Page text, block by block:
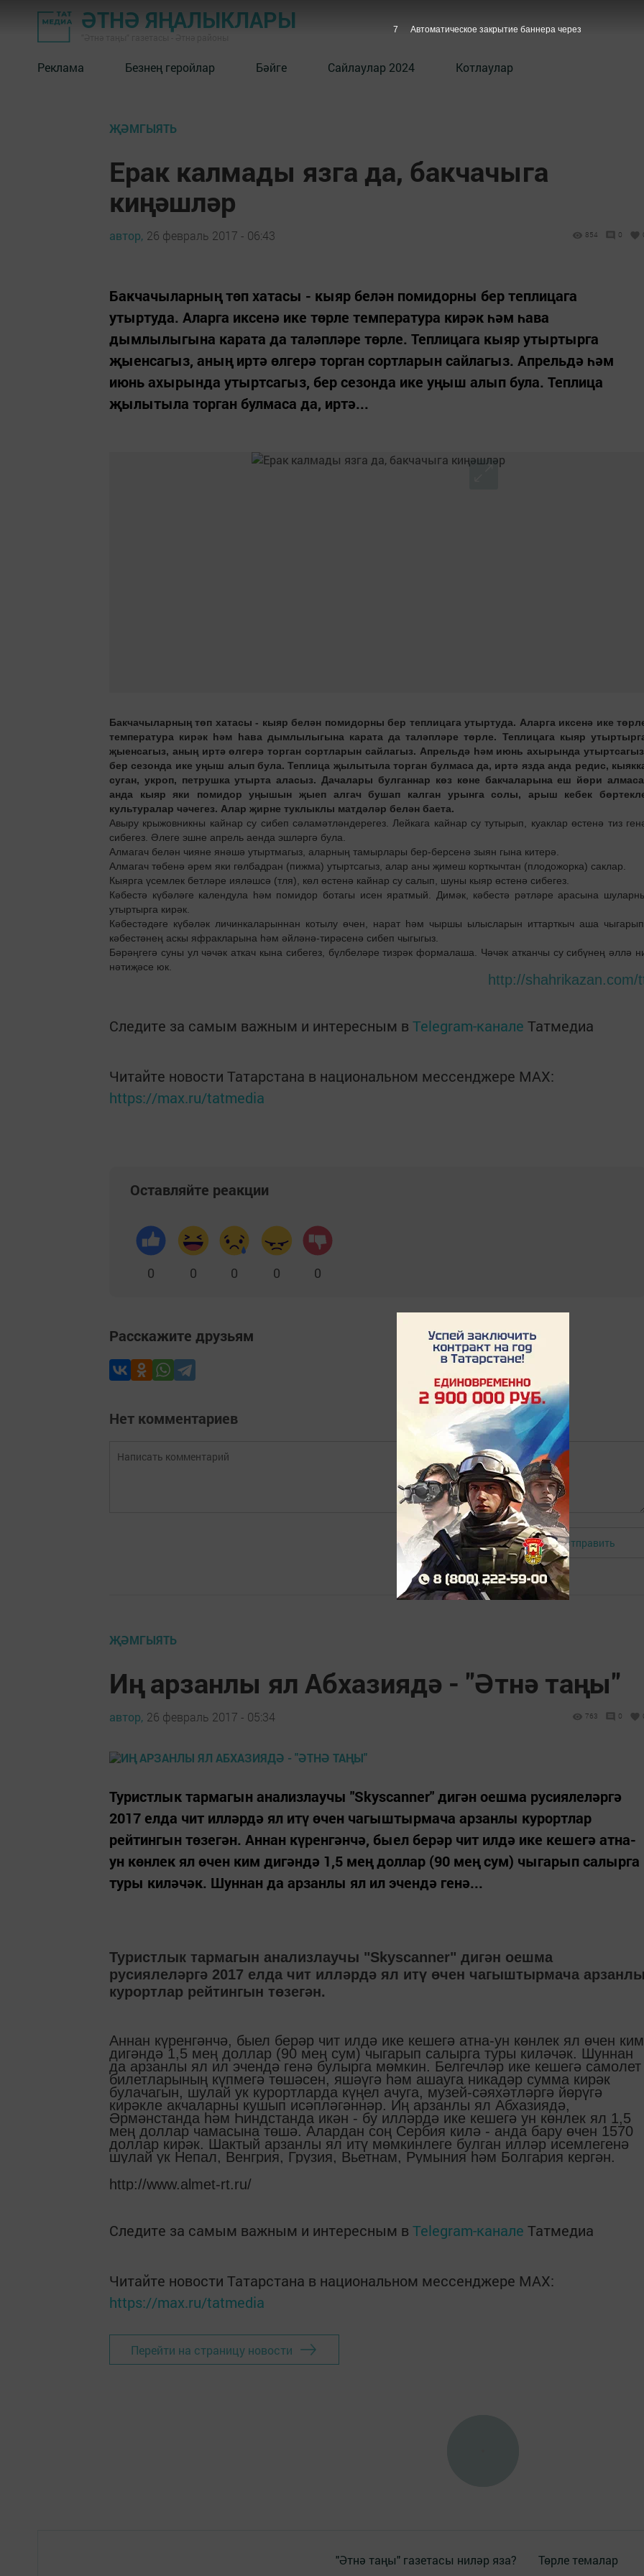
ӘТНӘ ЯҢАЛЫКЛАРЫ
Реклама Безнең геройлар Бәйге Сайлаулар 2024 Котлаулар
ҖӘМГЫЯТЬ
Ерак калмады язга да, бакчачыга
киңәшләр
автор, 26 февраль 2017 - 06:43 854 0
Бакчачыларның төп хатасы - кыяр белән помидорны бер теплицага
утыртуда. Аларга иксенә ике төрле температура ки­рәк һәм һава
дымлылыгына карата да таләпләре төрле. Теплицага кыяр утыртырга
җыенсагыз, аның иртә өлгерә торган сортларын сайлагыз. Апрельдә һәм
июнь ахырында утыртсагыз, бер сезонда ике уңыш алып була. Теплица
җылытыла торган булмаса да, иртә...
Бакчачыларның төп хатасы - кыяр белән помидорны бер теплицага утыртуда. Аларга иксенә ике
температура ки­рәк һәм һава дымлылыгына карата да таләпләре төрле. Теплицага кыяр
җыенсагыз, аның иртә өлгерә торган сортларын сайлагыз. Апрельдә һәм июнь ахырында
бер сезонда ике уңыш алып була. Теплица җылытыла торган булмаса да, иртә язда анда редис,
суган, укроп, петрушка утырта аласыз. Дачалары булганнар көз көне бакчаларына еш йөри
анда кыяр яки помидор уңышын җыеп алгач бушап калган урынга солы, арыш кебек
культуралар чәчегез. Алар җирне туклыклы матдәләр белән баета.
Авыру крыжовникны ­кайнар су сибеп сәламәтләндерегез. Лейкага кайнар су тутырып, куаклар өстенә тиз
сибегез. Әлеге эшне апрель аенда эшләргә була.
Алмагач белән чияне янәшә утыртмагыз, аларның тамырлары бер-берсенә зыян гына китерә.
Алмагач төбенә әрем яки гөлбадран (пижма) утыртсагыз, алар аны җимеш корткычтан (плодожорка) саклар.
Кыярга үсемлек бетләре ия­ләшсә (тля), көл өстенә кайнар су салып, шуны кыяр өстенә сибегез.
Кәбестә күбәләге календула һәм помидор ботагы исен яратмый. Димәк, кәбестә рәтләре арасына
утыртыр­га кирәк.
Кәбестәдәге күбәләк личинкаларыннан котылу өчен, нарат һәм чыршы ылысларын иттарткыч аша
кәбестәнең аскы яфракларына һәм әйләнә-тирәсенә сибеп чыгыгыз.
Бәрәңгегә суны ул чәчәк аткач кына сибегез, бүлбеләре тизрәк формалаша. Чәчәк ат­канчы су сибүнең әллә
нәтиҗәсе юк.
http://shahrikazan.com/
Следите за самым важным и интересным в Telegram-канале Татмедиа
Читайте новости Татарстана в национальном мессенджере MАХ:
https://max.ru/tatmedia
Оставляйте реакции
0 0 0 0 0
Расскажите друзьям
Нет комментариев
Авторизоваться Отправить
ҖӘМГЫЯТЬ
Иң арзанлы ял Абхазиядә - "Әтнә таңы"
автор, 26 февраль 2017 - 05:34 763 0
Туристлык тармагын анализлаучы "Skyscanner" дигән оешма русиялеләргә
2017 елда чит илләрдә ял итү өчен чагыштырмача арзанлы курортлар
рейтингын төзегән. Аннан күренгәнчә, быел берәр чит илдә ике кешегә атна-
ун көнлек ял өчен ким дигәндә 1,5 мең доллар (90 мең сум) чыгарып салырга
туры киләчәк. Шуннан да арзанлы ял ил эчендә генә...
Туристлык тармагын анализлаучы "Skyscanner" дигән оешма
русиялеләргә 2017 елда чит илләрдә ял итү өчен чагыштырмача
курортлар рейтингын төзегән.
Аннан күренгәнчә, быел берәр чит илдә ике кешегә атна-ун көнлек ял өчен ким
дигәндә 1,5 мең доллар (90 мең сум) чыгарып салырга туры киләчәк. Шуннан
да арзанлы ял ил эчендә генә булырга мөмкин. Белгечләр ике кешегә самолет
билетларының күпмегә төшәсен, яшәүгә һәм ашауга никадәр сумма кирәк
булачагын, шулай ук курортларда күңел ачуга, музей-сәяхәтләргә йөрүгә
кирәкле акчаларны кушып исәпләгәннәр. Иң арзанлы ял Абхазиядә,
Әрмәнстанда һәм Һиндстанда икән - бу илләрдә ике кешегә ун көнлек ял 1,5
мең доллар чамасына төшә. Алардан соң Сербия килә - анда бару өчен 1570
доллар кирәк. Шактый арзанлы ял итү мөмкинлеге булган илләр исемлегенә
шулай ук Непал, Венгрия, Грузия, Вьетнам, Румыния һәм Болгария кергән.
http://www.almet-rt.ru/
Следите за самым важным и интересным в Telegram-канале Татмедиа
Читайте новости Татарстана в национальном мессенджере MАХ:
https://max.ru/tatmedia
Перейти на страницу новости
"Әтнә таңы" газетасы ниләр яза? Төрле темалар
6 Автоматическое закрытие баннера через